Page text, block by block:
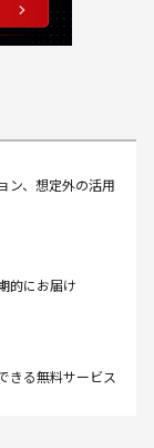
ン、想定外の活用
的にお届け
きる無料サービス